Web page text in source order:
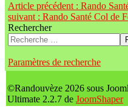
Article précédent : Rando
suivant : Rando Santé Col de
Rechercher
Paramètres de recherche
©Randouvèze 2026 sous
Ultimate 2.2.7 de JoomShaper